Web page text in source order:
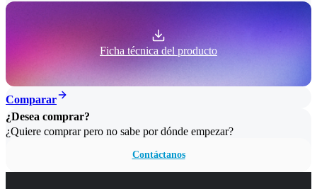
Ficha técnica del producto
Comparar
¿Desea comprar?
¿Quiere comprar pero no sabe por dónde empezar?
Contáctanos